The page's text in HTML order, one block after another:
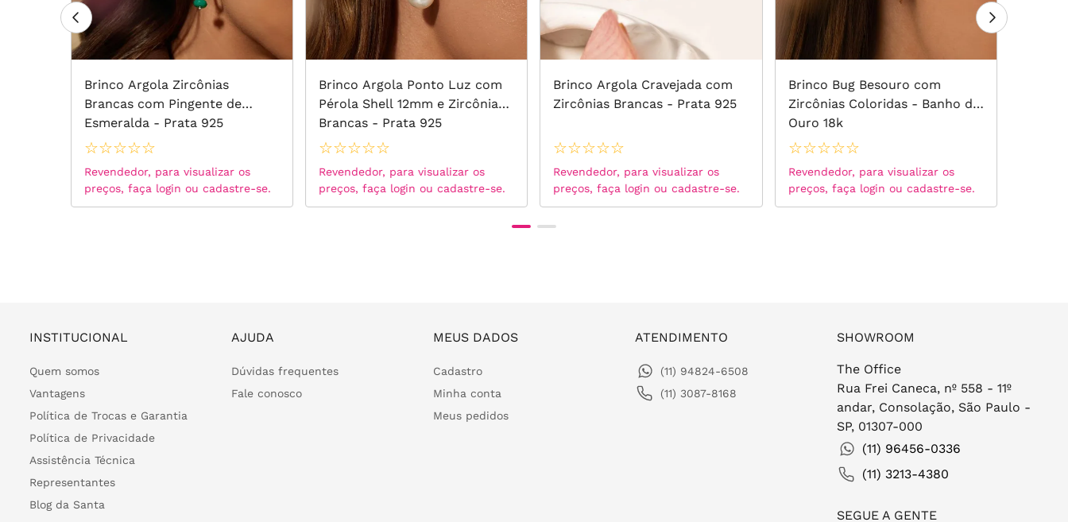
Brinco Argola Zircônias
Brancas com Pingente de
Esmeralda - Prata 925
☆☆☆☆☆
Revendedor, para visualizar os
preços, faça login ou cadastre-se.
Brinco Argola Ponto Luz com
Pérola Shell 12mm e Zircônias
Brancas - Prata 925
☆☆☆☆☆
Revendedor, para visualizar os
preços, faça login ou cadastre-se.
Brinco Argola Cravejada com
Zircônias Brancas - Prata 925
☆☆☆☆☆
Revendedor, para visualizar os
preços, faça login ou cadastre-se.
Brinco Bug Besouro com
Zircônias Coloridas - Banho de
Ouro 18k
☆☆☆☆☆
Revendedor, para visualizar os
preços, faça login ou cadastre-se.
INSTITUCIONAL
Quem somos
Vantagens
Política de Trocas e Garantia
Política de Privacidade
Assistência Técnica
Representantes
Blog da Santa
AJUDA
Dúvidas frequentes
Fale conosco
MEUS DADOS
Cadastro
Minha conta
Meus pedidos
ATENDIMENTO
(11) 94824-6508
(11) 3087-8168
SHOWROOM
The Office
Rua Frei Caneca, nº 558 - 11º
andar, Consolação, São Paulo -
SP, 01307-000
(11) 96456-0336
(11) 3213-4380
SEGUE A GENTE